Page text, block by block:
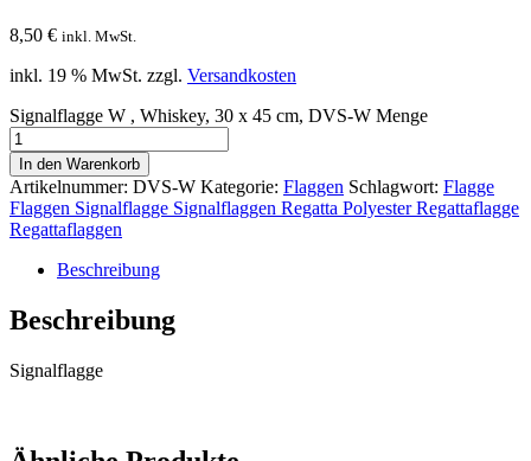
8,50 € inkl. MwSt.
inkl. 19 % MwSt. zzgl. Versandkosten
Signalflagge W , Whiskey, 30 x 45 cm, DVS-W Menge
In den Warenkorb
Artikelnummer: DVS-W Kategorie: Flaggen Schlagwort: Flagge
Flaggen Signalflagge Signalflaggen Regatta Polyester Regattaflagge
Regattaflaggen
Beschreibung
Beschreibung
Signalflagge